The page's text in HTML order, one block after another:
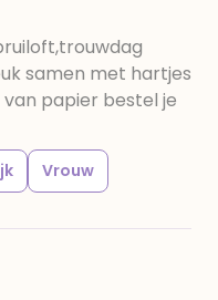
samen met hartjes
papier bestel je
Vrouw